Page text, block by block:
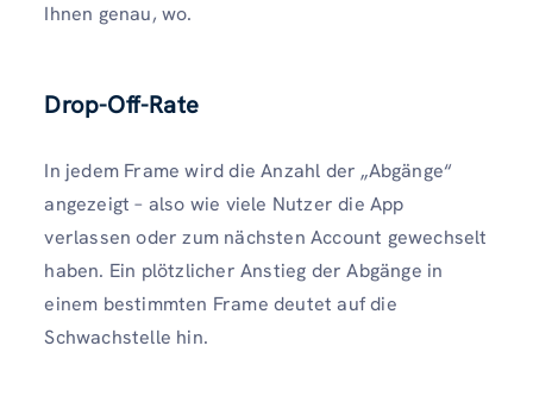
Ihnen genau, wo.
Drop-Off-Rate
In jedem Frame wird die Anzahl der „Abgänge“
angezeigt – also wie viele Nutzer die App
verlassen oder zum nächsten Account gewechselt
haben. Ein plötzlicher Anstieg der Abgänge in
einem bestimmten Frame deutet auf die
Schwachstelle hin.